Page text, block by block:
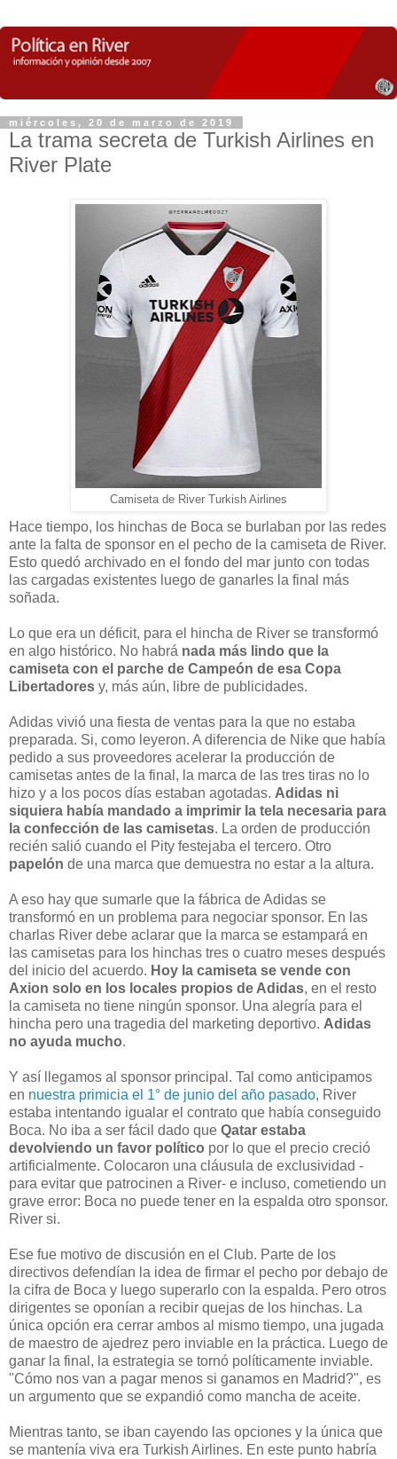
miércoles, 20 de marzo de 2019
La trama secreta de Turkish Airlines en
River Plate
Camiseta de River Turkish Airlines
Hace tiempo, los hinchas de Boca se burlaban por las redes
ante la falta de sponsor en el pecho de la camiseta de River.
Esto quedó archivado en el fondo del mar junto con todas
las cargadas existentes luego de ganarles la final más
soñada.
Lo que era un déficit, para el hincha de River se transformó
en algo histórico. No habrá nada más lindo que la
camiseta con el parche de Campeón de esa Copa
Libertadores y, más aún, libre de publicidades.
Adidas vivió una fiesta de ventas para la que no estaba
preparada. Si, como leyeron. A diferencia de Nike que había
pedido a sus proveedores acelerar la producción de
camisetas antes de la final, la marca de las tres tiras no lo
hizo y a los pocos días estaban agotadas. Adidas ni
siquiera había mandado a imprimir la tela necesaria para
la confección de las camisetas. La orden de producción
recién salió cuando el Pity festejaba el tercero. Otro
papelón de una marca que demuestra no estar a la altura.
A eso hay que sumarle que la fábrica de Adidas se
transformó en un problema para negociar sponsor. En las
charlas River debe aclarar que la marca se estampará en
las camisetas para los hinchas tres o cuatro meses después
del inicio del acuerdo. Hoy la camiseta se vende con
Axion solo en los locales propios de Adidas, en el resto
la camiseta no tiene ningún sponsor. Una alegría para el
hincha pero una tragedia del marketing deportivo. Adidas
no ayuda mucho.
Y así llegamos al sponsor principal. Tal como anticipamos
en nuestra primicia el 1° de junio del año pasado, River
estaba intentando igualar el contrato que había conseguido
Boca. No iba a ser fácil dado que Qatar estaba
devolviendo un favor político por lo que el precio creció
artificialmente. Colocaron una cláusula de exclusividad -
para evitar que patrocinen a River- e incluso, cometiendo un
grave error: Boca no puede tener en la espalda otro sponsor.
River si.
Ese fue motivo de discusión en el Club. Parte de los
directivos defendían la idea de firmar el pecho por debajo de
la cifra de Boca y luego superarlo con la espalda. Pero otros
dirigentes se oponían a recibir quejas de los hinchas. La
única opción era cerrar ambos al mismo tiempo, una jugada
de maestro de ajedrez pero inviable en la práctica. Luego de
ganar la final, la estrategia se tornó políticamente inviable.
"Cómo nos van a pagar menos si ganamos en Madrid?", es
un argumento que se expandió como mancha de aceite.
Mientras tanto, se iban cayendo las opciones y la única que
se mantenía viva era Turkish Airlines. En este punto habría